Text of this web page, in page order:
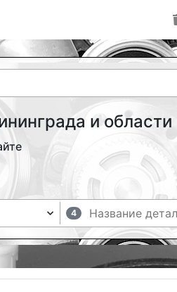
и области
4